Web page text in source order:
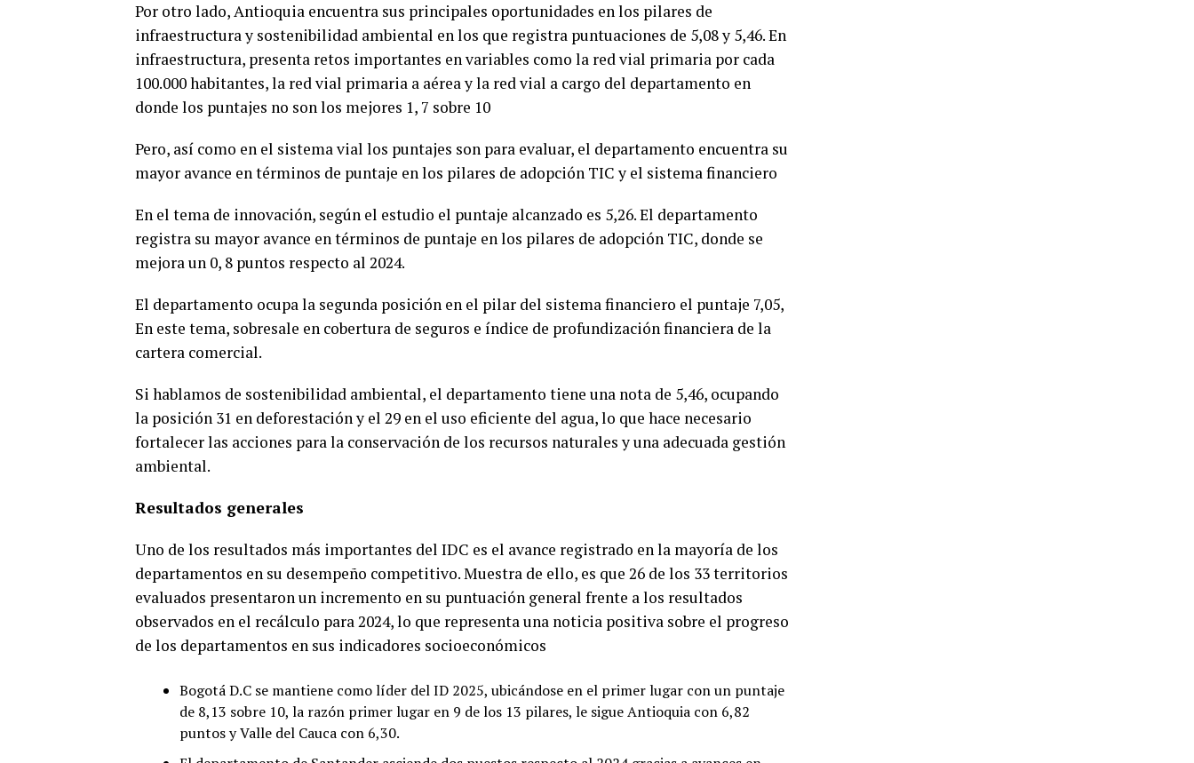
Por otro lado, Antioquia encuentra sus principales oportunidades en los pilares de
infraestructura y sostenibilidad ambiental en los que registra puntuaciones de 5,08 y 5,46. En
infraestructura, presenta retos importantes en variables como la red vial primaria por cada
100.000 habitantes, la red vial primaria a aérea y la red vial a cargo del departamento en
donde los puntajes no son los mejores 1, 7 sobre 10
Pero, así como en el sistema vial los puntajes son para evaluar, el departamento encuentra su
mayor avance en términos de puntaje en los pilares de adopción TIC y el sistema financiero
En el tema de innovación, según el estudio el puntaje alcanzado es 5,26. El departamento
registra su mayor avance en términos de puntaje en los pilares de adopción TIC, donde se
mejora un 0, 8 puntos respecto al 2024.
El departamento ocupa la segunda posición en el pilar del sistema financiero el puntaje 7,05,
En este tema, sobresale en cobertura de seguros e índice de profundización financiera de la
cartera comercial.
Si hablamos de sostenibilidad ambiental, el departamento tiene una nota de 5,46, ocupando
la posición 31 en deforestación y el 29 en el uso eficiente del agua, lo que hace necesario
fortalecer las acciones para la conservación de los recursos naturales y una adecuada gestión
ambiental.
Resultados generales
Uno de los resultados más importantes del IDC es el avance registrado en la mayoría de los
departamentos en su desempeño competitivo. Muestra de ello, es que 26 de los 33 territorios
evaluados presentaron un incremento en su puntuación general frente a los resultados
observados en el recálculo para 2024, lo que representa una noticia positiva sobre el progreso
de los departamentos en sus indicadores socioeconómicos
Bogotá D.C se mantiene como líder del ID 2025, ubicándose en el primer lugar con un puntaje
de 8,13 sobre 10, la razón primer lugar en 9 de los 13 pilares, le sigue Antioquia con 6,82
puntos y Valle del Cauca con 6,30.